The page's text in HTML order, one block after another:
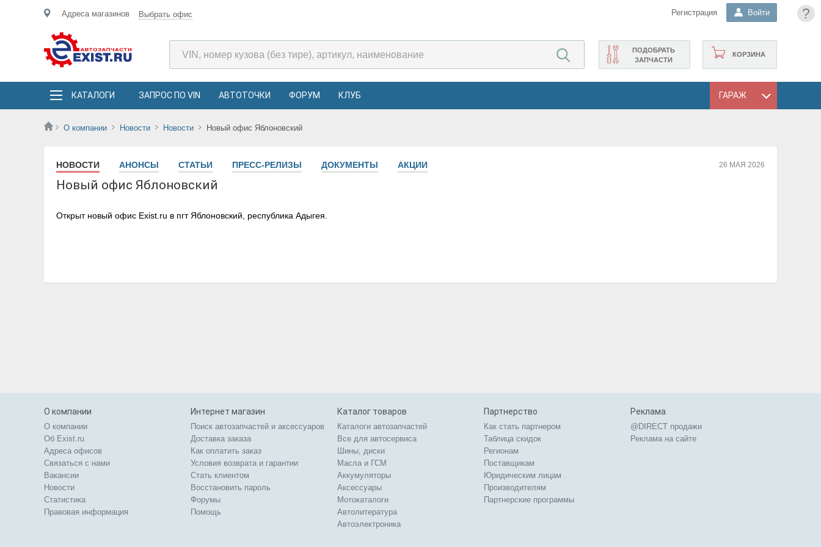
?
Адреса магазинов Выбрать офис Регистрация Войти
КОРЗИНА
ПОДОБРАТЬ
ЗАПЧАСТИ
КАТАЛОГИ ЗАПРОС ПО VIN АВТОТОЧКИ ФОРУМ КЛУБ ГАРАЖ
О компании Новости Новости Новый офис Яблоновский
26 МАЯ 2026
НОВОСТИ АНОНСЫ СТАТЬИ ПРЕСС-РЕЛИЗЫ ДОКУМЕНТЫ АКЦИИ
Новый офис Яблоновский
Открыт новый офис Exist.ru в пгт Яблоновский, республика Адыгея.
О компании
О компании
Об Exist.ru
Адреса офисов
Связаться с нами
Вакансии
Новости
Статистика
Правовая информация
Интернет магазин
Поиск автозапчастей и аксессуаров
Доставка заказа
Как оплатить заказ
Условия возврата и гарантии
Стать клиентом
Восстановить пароль
Форумы
Помощь
Каталог товаров
Каталоги автозапчастей
Все для автосервиса
Шины, диски
Масла и ГСМ
Аккумуляторы
Аксессуары
Мотокаталоги
Автолитература
Автоэлектроника
Партнерство
Как стать партнером
Таблица скидок
Регионам
Поставщикам
Юридическим лицам
Производителям
Партнерские программы
Реклама
@DIRECT продажи
Реклама на сайте